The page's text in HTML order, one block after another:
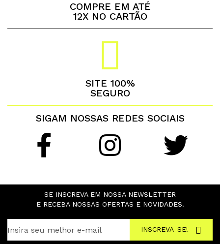
COMPRE EM ATÉ
12X NO CARTÃO
SITE 100%
SEGURO
SIGAM NOSSAS REDES SOCIAIS
SE INSCREVA EM NOSSA NEWSLETTER
E RECEBA NOSSAS OFERTAS E NOVIDADES.
INSCREVA-SE!